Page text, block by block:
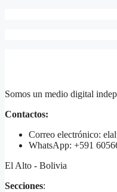
Somos un medio digital
Contactos:
Correo electrónico:
WhatsApp: +591
El Alto - Bolivia
Secciones: